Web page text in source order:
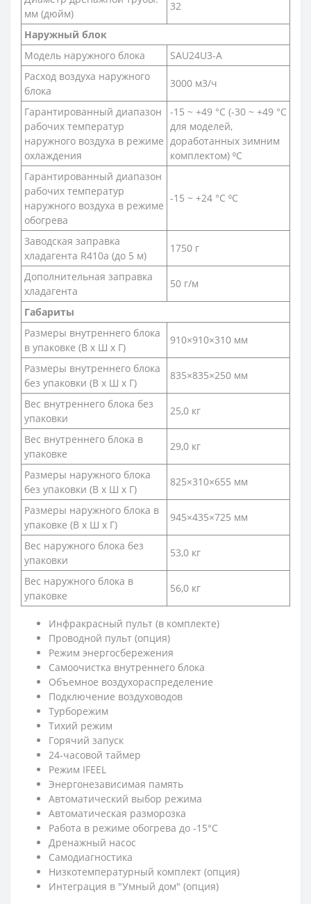
мм (дюйм)
32
Наружный блок
Модель наружного блока
SAU24U3-A
Расход воздуха наружного
блока
3000 м3/ч
Гарантированный диапазон
рабочих температур
наружного воздуха в режиме
охлаждения
-15 ~ +49 °С (-30 ~ +49 °С
для моделей,
доработанных зимним
комплектом) ⁰С
Гарантированный диапазон
рабочих температур
наружного воздуха в режиме
обогрева
-15 ~ +24 °С ⁰С
Заводская заправка
хладагента R410a (до 5 м)
1750 г
Дополнительная заправка
хладагента
50 г/м
Габариты
Размеры внутреннего блока
в упаковке (В х Ш х Г)
910×910×310 мм
Размеры внутреннего блока
без упаковки (В х Ш х Г)
835×835×250 мм
Вес внутреннего блока без
упаковки
25,0 кг
Вес внутреннего блока в
упаковке
29,0 кг
Размеры наружного блока
без упаковки (В х Ш х Г)
825×310×655 мм
Размеры наружного блока в
упаковке (В х Ш х Г)
945×435×725 мм
Вес наружного блока без
упаковки
53,0 кг
Вес наружного блока в
упаковке
56,0 кг
Инфракрасный пульт (в комплекте)
Проводной пульт (опция)
Режим энергосбережения
Самоочистка внутреннего блока
Объемное воздухораспределение
Подключение воздуховодов
Турборежим
Тихий режим
Горячий запуск
24-часовой таймер
Режим IFEEL
Энергонезависимая память
Автоматический выбор режима
Автоматическая разморозка
Работа в режиме обогрева до -15°C
Дренажный насос
Самодиагностика
Низкотемпературный комплект (опция)
Интеграция в "Умный дом" (опция)